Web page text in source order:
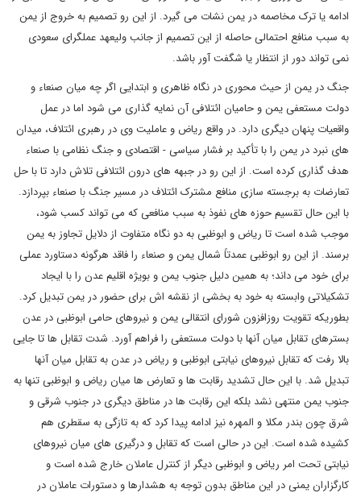
ادامه یا ترک مخاصمه در یمن نشات می گیرد. از این رو تصمیم به خروج از یمن
به سبب منافع احتمالی حاصله از این تصمیم از جانب ولیعهد عملگرای سعودی
نمی تواند دور از انتظار یا شگفت آور باشد.
جنگ در یمن از حیث محوری در نگاه ظاهری و ابتدایی اگر چه میان صنعاء و
دولت مستعفی یمن و حامیان ائتلافی آن نمایه گذاری می شود اما در عمل
واقعیات پنهان دیگری دارد. در واقع ریاض و عاملیت وی در رهبری ائتلاف، میدان
های نبرد در یمن را با تأکید بر فشار سیاسی - اقتصادی و جنگ نظامی با صنعاء
هدف گذاری کرده است. از این رو در جبهه های درون ائتلافی تلاش دارد تا با حل
تعارضات به برجسته سازی منافع مشترک ائتلاف در مسیر جنگ با صنعاء بپردازد.
با این حال تقسیم حوزه های نفوذ به سبب منافعی که می تواند کسب شود،
موجب شده است تا ریاض و ابوظبی به دو نگاه متفاوت از دلایل تجاوز به یمن
برسند. از این رو ابوظبی عمدتاً شمال یمن و صنعاء را فاقد هرگونه دستاورد عملی
برای خود می داند؛ به همین دلیل جنوب یمن و بویژه اقلیم عدن را با ایجاد
تشکیلاتی وابسته به خود به بخشی از نقشه اش برای حضور در یمن تبدیل کرد.
بطوریکه تقویت روزافزون شورای انتقالی یمن و نیروهای حامی ابوظبی در عدن
بسترهای تقابل میان آنها با دولت مستعفی را فراهم آورد. شدت تقابل ها تا جایی
بالا رفت که تقابل نیروهای نیابتی ابوظبی و ریاض در عدن به تقابل میان آنها
تبدیل شد. با این حال تشدید رقابت ها و تعارض ها میان ریاض و ابوظبی تنها به
جنوب یمن منتهی نشد بلکه این رقابت ها در مناطق دیگری در جنوب شرقی و
شرق چون بندر مکلا و المهره نیز ادامه پیدا کرد که به تازگی به سقطری هم
کشیده شده است. این در حالی است که تقابل و درگیری های میان نیروهای
نیابتی تحت امر ریاض و ابوظبی دیگر از کنترل عاملان خارج شده است و
کارگزاران یمنی در این مناطق بدون توجه به هشدارها و دستورات عاملان در